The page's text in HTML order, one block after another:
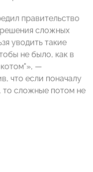
правительство
решения сложных
уводить такие
не было, как в
—
что если поначалу
то сложные потом не